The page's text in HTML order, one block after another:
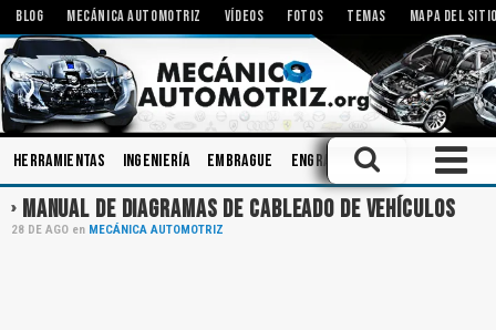
BLOG MECÁNICA AUTOMOTRIZ VÍDEOS FOTOS TEMAS MAPA DEL
Herramientas Ingeniería Embrague Engranajes Talleres
MANUAL DE DIAGRAMAS DE CABLEADO DE VEHÍCULOS
28 DE AGO en MECÁNICA AUTOMOTRIZ